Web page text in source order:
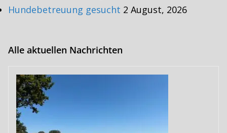
Hundebetreuung gesucht 2 August, 2026
Alle aktuellen Nachrichten